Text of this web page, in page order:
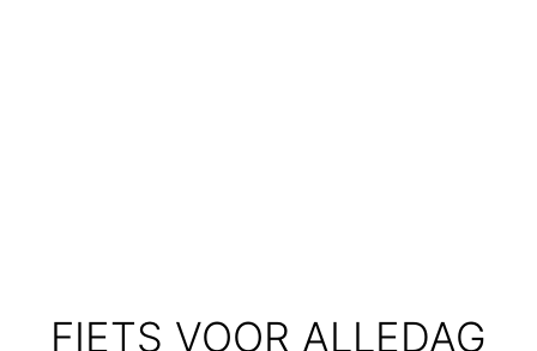
FIETS VOOR ALLEDAG